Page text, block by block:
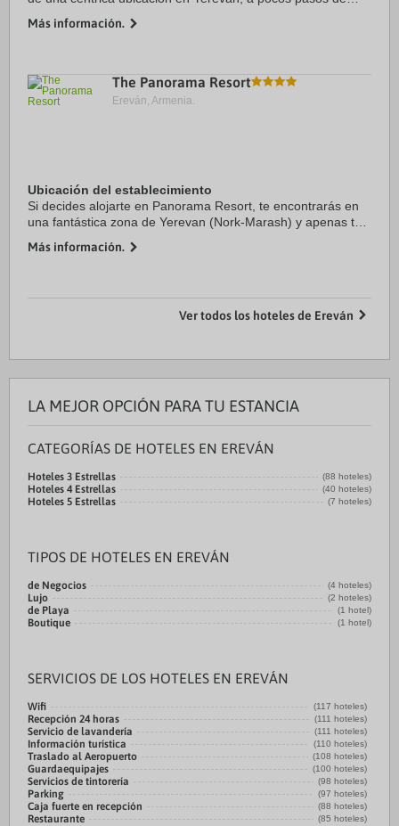
Cantante. Además, este hotel de ...
Más información.
The Panorama Resort
Ereván, Armenia.
Ubicación del establecimiento
Si decides alojarte en Panorama Resort, te encontrarás en
una fantástica zona de Yerevan (Nork-Marash) y apenas te
Torre de la Televisión de ...
Más información.
Ver todos los hoteles de Ereván
LA MEJOR OPCIÓN PARA TU ESTANCIA
CATEGORÍAS DE HOTELES EN EREVÁN
Hoteles 3 Estrellas (88 hoteles)
Hoteles 4 Estrellas (40 hoteles)
Hoteles 5 Estrellas (7 hoteles)
TIPOS DE HOTELES EN EREVÁN
de Negocios (4 hoteles)
Lujo (2 hoteles)
de Playa (1 hotel)
Boutique (1 hotel)
SERVICIOS DE LOS HOTELES EN EREVÁN
Wifi (117 hoteles)
Recepción 24 horas (111 hoteles)
Servicio de lavandería (111 hoteles)
Información turística (110 hoteles)
Traslado al Aeropuerto (108 hoteles)
Guardaequipajes (100 hoteles)
Servicios de tintorería (98 hoteles)
Parking (97 hoteles)
Caja fuerte en recepción (88 hoteles)
Restaurante (85 hoteles)